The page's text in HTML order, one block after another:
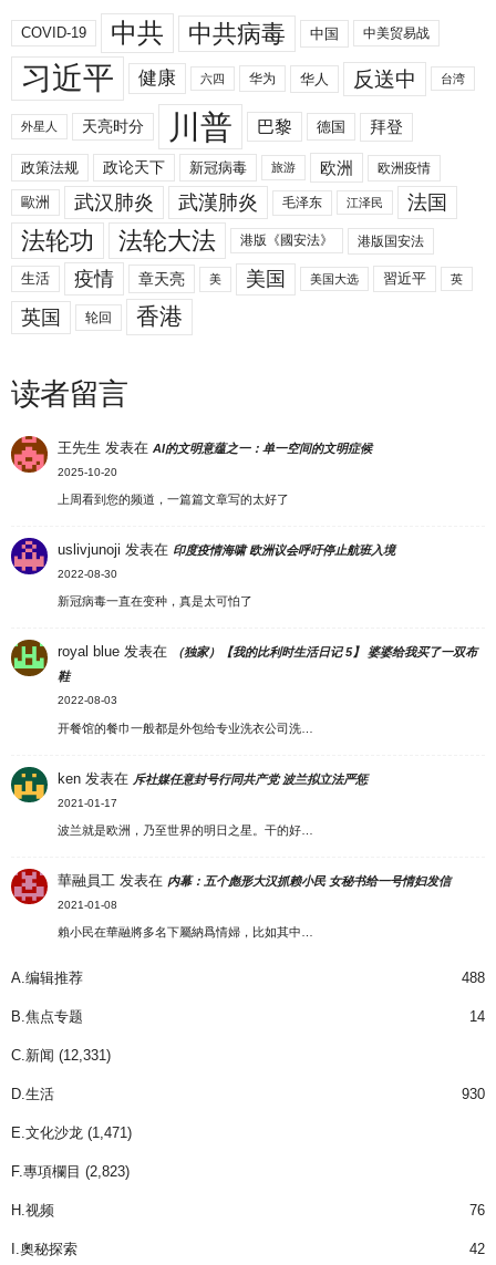
COVID-19 中共 中共病毒 中国 中美贸易战
习近平 健康 六四 华为 华人 反送中 台湾
外星人 天亮时分 川普 巴黎 德国 拜登
政策法规 政论天下 新冠病毒 旅游 欧洲 欧洲疫情
歐洲 武汉肺炎 武漢肺炎 毛泽东 江泽民 法国
法轮功 法轮大法 港版《國安法》 港版国安法
生活 疫情 章天亮 美 美国 美国大选 習近平 英
英国 轮回 香港
读者留言
王先生 发表在AI的文明意蕴之一：单一空间的文明症候
2025-10-20
上周看到您的频道，一篇篇文章写的太好了
uslivjunoji 发表在 印度疫情海啸 欧洲议会呼吁停止航班入境
2022-08-30
新冠病毒一直在变种，真是太可怕了
royal blue 发表在
（独家）【我的比利时生活日记 5】 婆婆给我买了一双布
鞋
2022-08-03
开餐馆的餐巾一般都是外包给专业洗衣公司洗…
ken 发表在 斥社媒任意封号行同共产党 波兰拟立法严惩
2021-01-17
波兰就是欧洲，乃至世界的明日之星。干的好…
華融員工 发表在 内幕：五个彪形大汉抓赖小民 女秘书给一号情妇发信
2021-01-08
賴小民在華融將多名下屬納爲情婦，比如其中…
A.编辑推荐 488
B.焦点专题 14
C.新闻 (12,331)
D.生活 930
E.文化沙龙 (1,471)
F.專項欄目 (2,823)
H.视频 76
I.奧秘探索 42